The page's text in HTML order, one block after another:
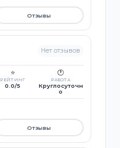
Отзывы
Нет отзывов
⭐
РЕЙТИНГ
0.0/5
🕐
РАБОТА
Круглосуточн
о
Отзывы